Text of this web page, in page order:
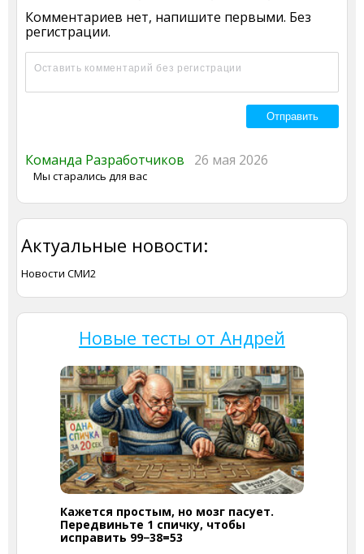
Комментариев нет, напишите первыми. Без
регистрации.
Команда Разработчиков 26 мая 2026
Мы старались для вас
Актуальные новости:
Новости СМИ2
Новые тесты от Андрей
Кажется простым, но мозг пасует.
Передвиньте 1 спичку, чтобы
исправить 99−38=53